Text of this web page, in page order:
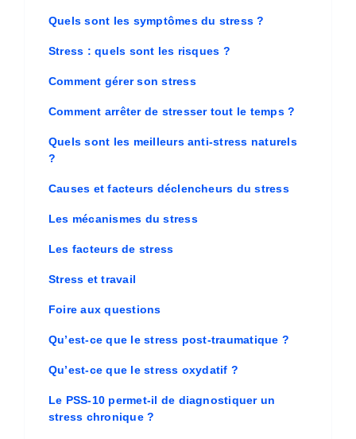
Quels sont les symptômes du stress ?
Stress : quels sont les risques ?
Comment gérer son stress
Comment arrêter de stresser tout le temps ?
Quels sont les meilleurs anti-stress naturels
?
Causes et facteurs déclencheurs du stress
Les mécanismes du stress
Les facteurs de stress
Stress et travail
Foire aux questions
Qu’est-ce que le stress post-traumatique ?
Qu’est-ce que le stress oxydatif ?
Le PSS-10 permet-il de diagnostiquer un
stress chronique ?